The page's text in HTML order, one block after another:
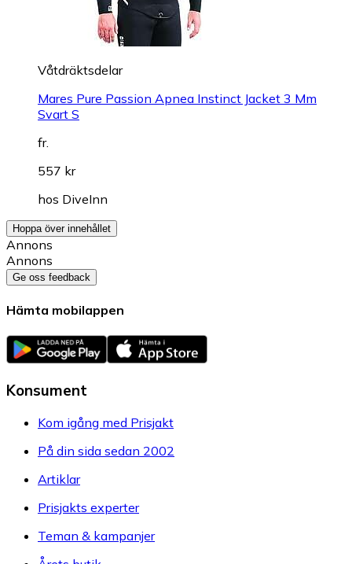
Våtdräktsdelar
Mares Pure Passion Apnea Instinct Jacket 3 Mm
Svart S
fr.
557 kr
hos DiveInn
Hoppa över innehållet
Annons
Annons
Ge oss feedback
Hämta mobilappen
Konsument
Kom igång med Prisjakt
På din sida sedan 2002
Artiklar
Prisjakts experter
Teman & kampanjer